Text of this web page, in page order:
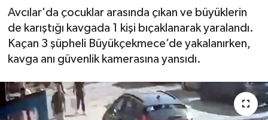
Avcılar'da çocuklar arasında çıkan ve büyüklerin
de karıştığı kavgada 1 kişi bıçaklanarak yaralandı.
Kaçan 3 şüpheli Büyükçekmece’de yakalanırken,
kavga anı güvenlik kamerasına yansıdı.
Çevre - İklim
Dünya
Magazin
Tüm Manşetler
Son Dakika Haberleri